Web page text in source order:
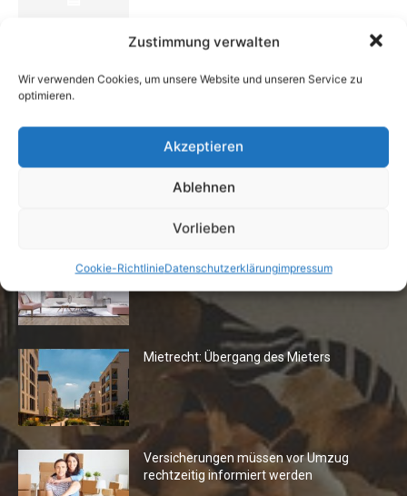
Zustimmung verwalten
Wir verwenden Cookies, um unsere Website und unseren Service zu
optimieren.
Akzeptieren
Ablehnen
Vorlieben
Cookie-RichtlinieDatenschutzerklärungimpressum
berechtigtem Interesse
Wohnzimmer
Mietrecht: Übergang des Mieters
Versicherungen müssen vor Umzug
rechtzeitig informiert werden